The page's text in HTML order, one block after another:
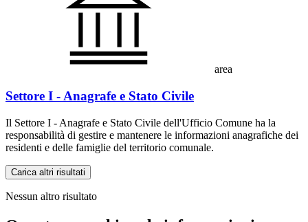
area
Settore I - Anagrafe e Stato Civile
Il Settore I - Anagrafe e Stato Civile dell'Ufficio Comune ha la
responsabilità di gestire e mantenere le informazioni anagrafiche dei
residenti e delle famiglie del territorio comunale.
Carica altri risultati
Nessun altro risultato